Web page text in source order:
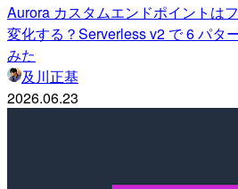
Aurora カスタムエンドポイントは
変化する？Serverless v2 で 6 パタ
みた
及川正基
2026.06.23